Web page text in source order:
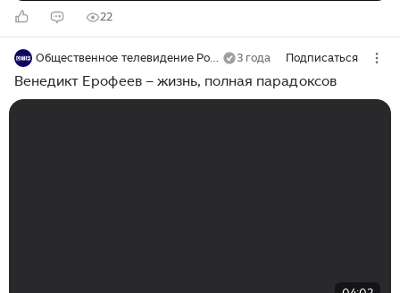
22
Общественное телевидение России 3 года Подписаться
Венедикт Ерофеев – жизнь, полная парадоксов